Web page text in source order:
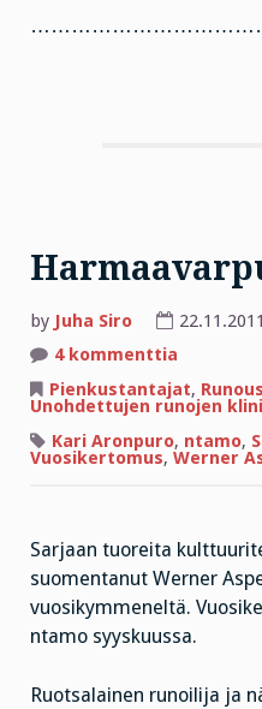
by Juha Siro 22.11.2011
4 kommenttia
projekti
Pienkustantajat, Runous
Unohdettujen runojen
Kari Aronpuro, ntamo,
Vuosikertomus, Werner
Sarjaan tuoreita
suomentanut Werner
vuosikymmeneltä.
ntamo syyskuussa.
Ruotsalainen runoilija ja